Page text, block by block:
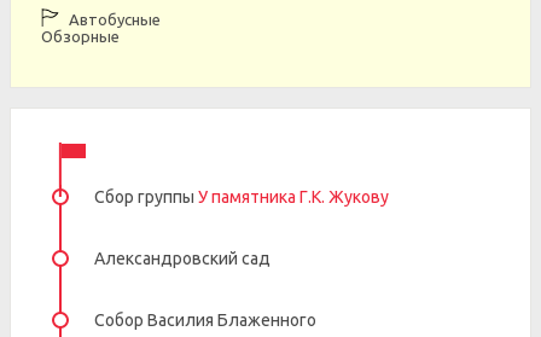
Автобусные
Обзорные
Сбор группы У памятника Г.К. Жукову
Александровский сад
Собор Василия Блаженного